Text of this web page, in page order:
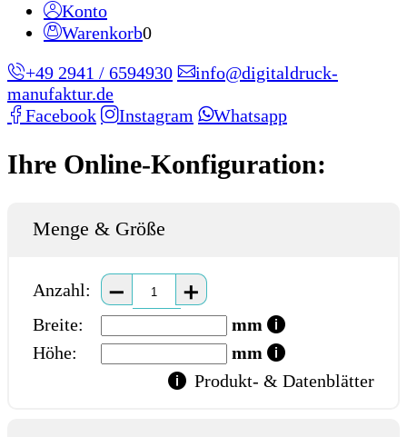
Konto
Warenkorb0
+49 2941 / 6594930
info@digitaldruck-
manufaktur.de
Facebook
Instagram Whatsapp
Ihre Online-Konfiguration:
Menge & Größe
Anzahl: ➖ ➕
Breite:
mm
Höhe:
mm
Produkt- & Datenblätter